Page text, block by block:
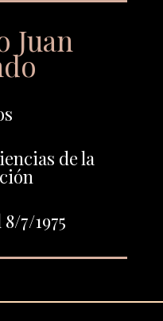
Juan
de la
7/1975